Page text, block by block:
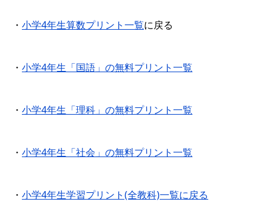
・ 小学4年生算数プリント一覧に戻る
・ 小学4年生「国語」の無料プリント一覧
・ 小学4年生「理科」の無料プリント一覧
・ 小学4年生「社会」の無料プリント一覧
・ 小学4年生学習プリント(全教科)一覧に戻る